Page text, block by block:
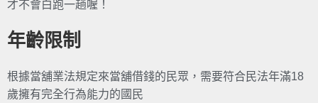
才不會白跑一趟喔！
年齡限制
根據當舖業法規定來當舖借錢的民眾，需要符合民法年滿18
歲擁有完全行為能力的國民